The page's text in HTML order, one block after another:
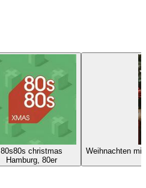
80s80s christmas
Hamburg, 80er
Weihnachten